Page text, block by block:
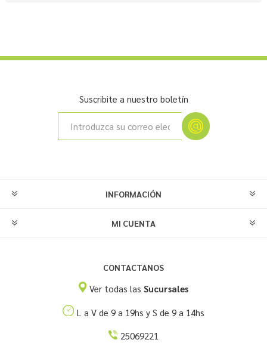
Suscribite a nuestro boletín
INFORMACIÓN
MI CUENTA
CONTACTANOS
Ver todas lasSucursales
L a V de 9 a 19hs y S de 9 a 14hs
25069221